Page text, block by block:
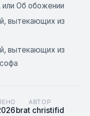
или Об обожении
вытекающих из
вытекающих из
АВТОР
brat christifid